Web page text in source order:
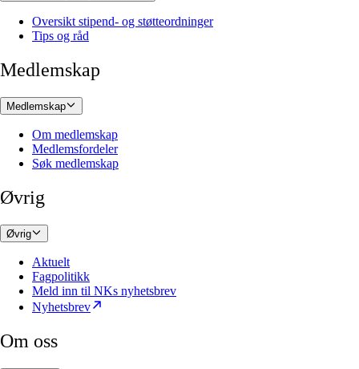
Oversikt stipend- og støtteordninger
Tips og råd
Medlemskap
Medlemskap
Om medlemskap
Medlemsfordeler
Søk medlemskap
Øvrig
Øvrig
Aktuelt
Fagpolitikk
Meld inn til NKs nyhetsbrev
Nyhetsbrev
Om oss